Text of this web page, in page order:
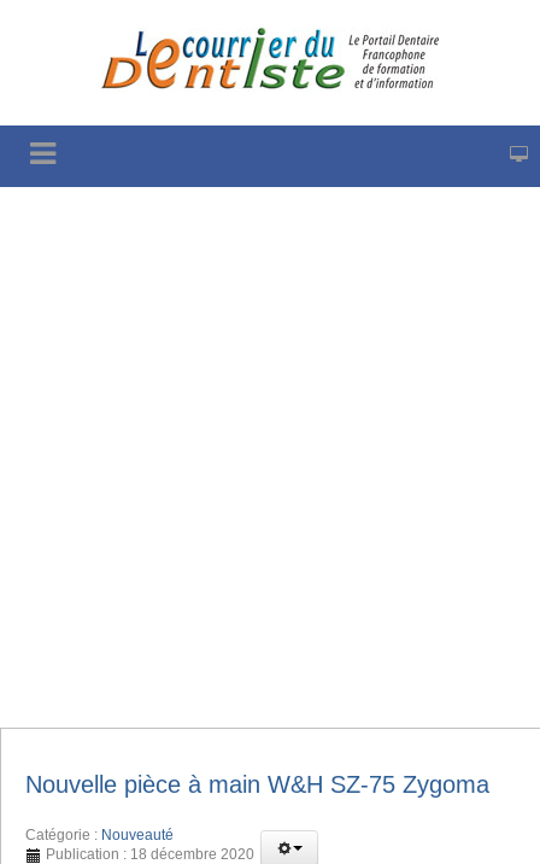
Nouvelle pièce à main W&H SZ-75 Zygoma
Catégorie : Nouveauté
Publication : 18 décembre 2020